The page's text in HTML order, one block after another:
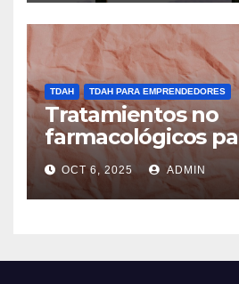
TDAH TDAH PARA EMPRENDEDORES
Tratamientos no
farmacológicos
opciones prácticas
OCT 6, 2025 ADMIN